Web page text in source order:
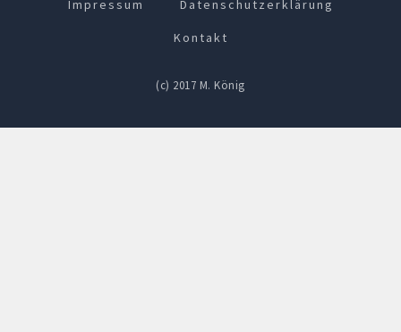
Impressum Datenschutzerklärung
Kontakt
(c) 2017 M. König